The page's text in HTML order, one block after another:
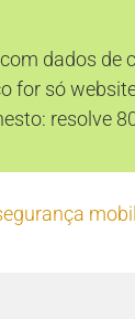
dados
for só
resolve